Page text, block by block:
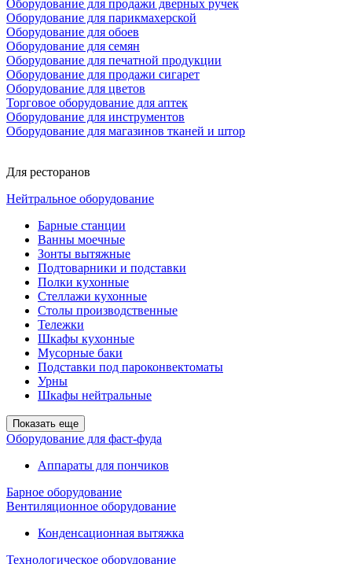
Оборудование для продажи дверных ручек
Оборудование для парикмахерской
Оборудование для обоев
Оборудование для семян
Оборудование для печатной продукции
Оборудование для продажи сигарет
Оборудование для цветов
Торговое оборудование для аптек
Оборудование для инструментов
Оборудование для магазинов тканей и штор
Для ресторанов
Нейтральное оборудование
Барные станции
Ванны моечные
Зонты вытяжные
Подтоварники и подставки
Полки кухонные
Стеллажи кухонные
Столы производственные
Тележки
Шкафы кухонные
Мусорные баки
Подставки под пароконвектоматы
Урны
Шкафы нейтральные
Показать еще
Оборудование для фаст-фуда
Аппараты для пончиков
Барное оборудование
Вентиляционное оборудование
Конденсационная вытяжка
Технологическое оборудование